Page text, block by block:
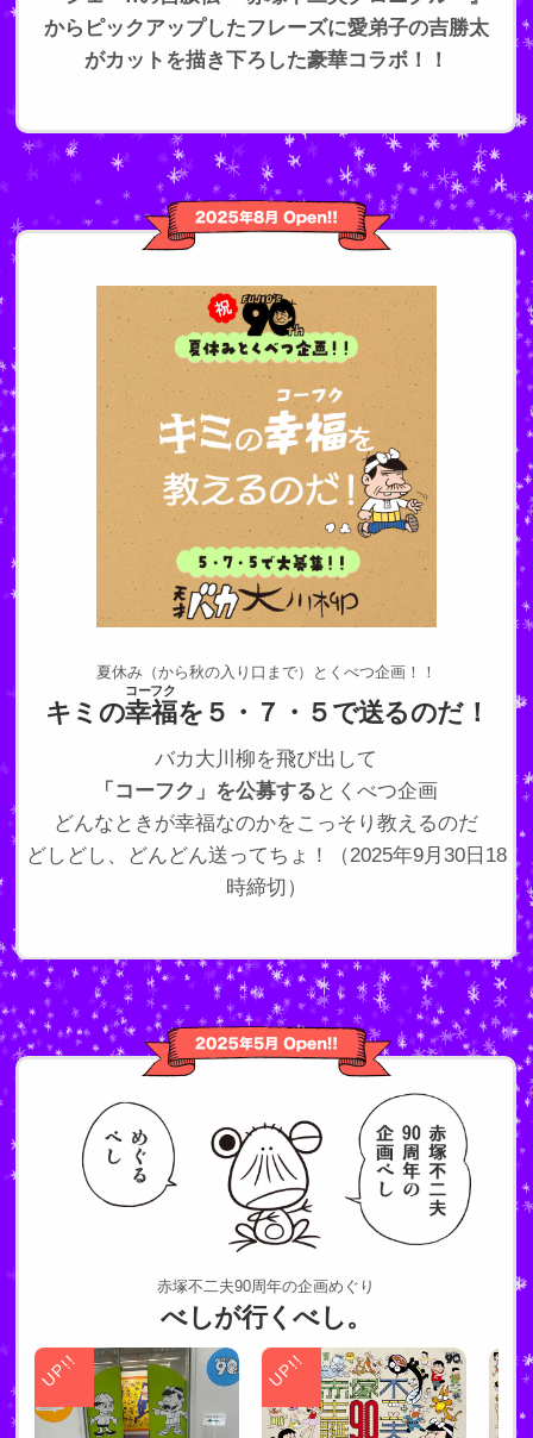
からピックアップしたフレーズに愛弟子の吉勝太
がカットを描き下ろした豪華コラボ！！
夏休み（から秋の入り口まで）とくべつ企画！！
キミの幸福
コーフク
を５・７・５で送るのだ！
バカ大川柳を飛び出して
「コーフク」を公募する とくべつ企画
どんなときが幸福なのかをこっそり教えるのだ
どしどし、どんどん送ってちょ！（2025年9月30日18
時締切）
赤塚不二夫90周年の企画めぐり
べしが行くべし。